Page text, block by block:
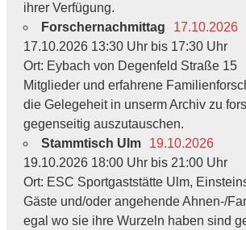
ihrer Verfügung.
Forschernachmittag
17.10.2026
17.10.2026 13:30 Uhr bis 17:30 Uhr
Ort: Eybach von Degenfeld Straße 15
Mitglieder und erfahrene
die Gelegeheit in unserm Archiv zu
gegenseitig auszutauschen.
Stammtisch Ulm
19.10.2026
19.10.2026 18:00 Uhr bis 21:00 Uhr
Ort: ESC Sportgaststätte Ulm,
Gäste und/oder angehende Ahnen-/
egal wo sie ihre Wurzeln haben sind